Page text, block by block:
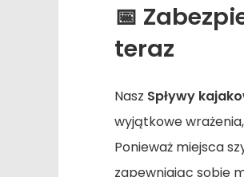
📅
teraz
Nasz Spływy
wyjątkowe
Ponieważ miejsca
zapewniając sobie